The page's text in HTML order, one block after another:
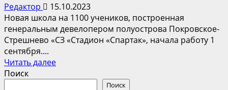
театральный
проект
при
Малом
Редактор
15.10.2023
Новая школа на 1100 учеников, построенная
генеральным девелопером полуострова Покровское-
Стрешнево «СЗ «Стадион «Спартак», начала работу 1
сентября....
Читать далееПрочитать
Поиск
Поиск